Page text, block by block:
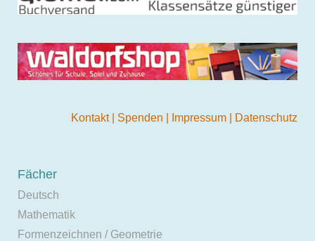
Kontakt Spenden Impressum Datenschutz
Fächer
Deutsch
Mathematik
Formenzeichnen / Geometrie